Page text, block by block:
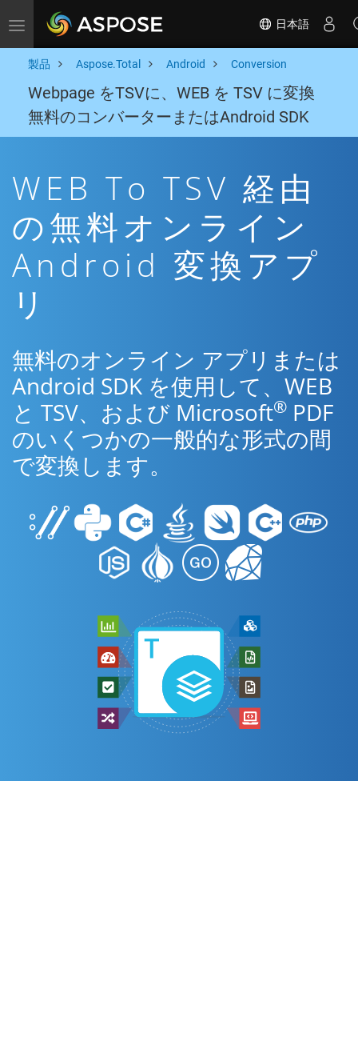
Toggle navigation 日本語
製品 Aspose.Total Android Conversion
Webpage をTSVに、WEB を TSV に変換
無料のコンバーターまたはAndroid SDK
WEB To TSV 経由
の無料オンライン
Android 変換アプ
リ
無料のオンライン アプリまたは
Android SDK を使用して、WEB
と TSV、および Microsoft® PDF
のいくつかの一般的な形式の間
で変換します。